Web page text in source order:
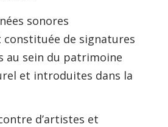
sonores
constituée de signatures
au sein du patrimoine
et introduites dans la
d’artistes et